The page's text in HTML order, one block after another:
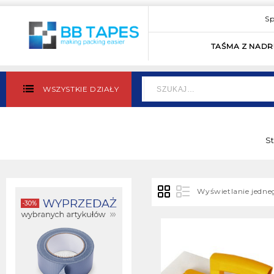
TAŚMA Z
WSZYSTKIE DZIAŁY
Wyświetlanie